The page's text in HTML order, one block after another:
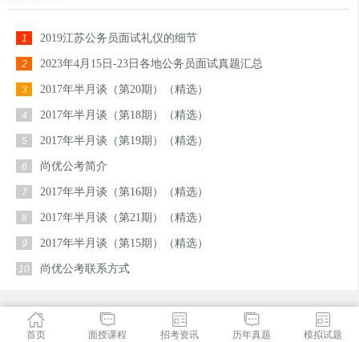
1 2019江苏公务员面试礼仪的细节
2 2023年4月15日-23日各地公务员面试真题汇总
3 2017年半月谈（第20期）（精选）
4 2017年半月谈（第18期）（精选）
5 2017年半月谈（第19期）（精选）
6 尚优公考简介
7 2017年半月谈（第16期）（精选）
8 2017年半月谈（第21期）（精选）
9 2017年半月谈（第15期）（精选）
10 尚优公考联系方式
首页 面授课程 招考资讯 历年真题 模拟试题